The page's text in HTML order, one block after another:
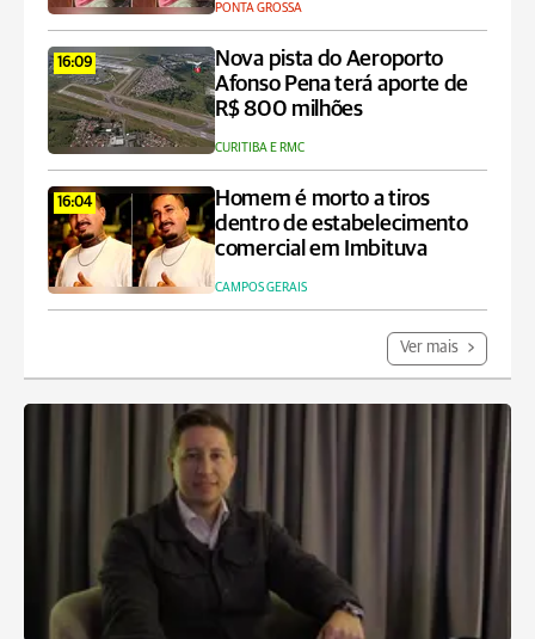
PONTA GROSSA
16:09
Nova pista do Aeroporto
Afonso Pena terá aporte de
R$ 800 milhões
CURITIBA E RMC
16:04
Homem é morto a tiros
dentro de estabelecimento
comercial em Imbituva
CAMPOS GERAIS
Ver mais